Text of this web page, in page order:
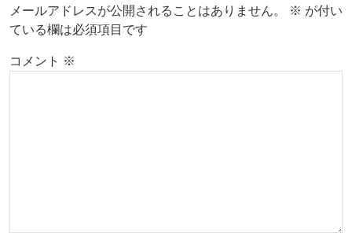
メールアドレスが公開されることはありません。 ※ が付い
ている欄は必須項目です
コメント ※